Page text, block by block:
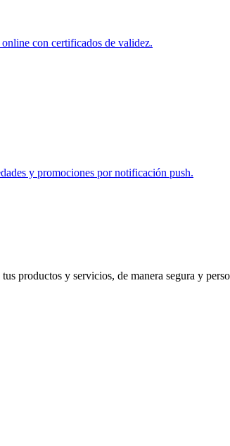
con certificados de validez.
y promociones por notificación push.
productos y servicios, de manera segura y